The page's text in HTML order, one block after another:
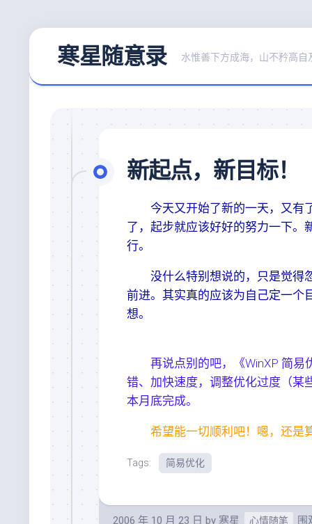
寒星随意录 水惟善下方成海，山不矜高
新起点，新目标！
今天又开始了新的一天，又有
了，起步就应该好好的努力一下。
行。
没什么特别想说的，只是觉得忽
前进。其实真的应该为自己定一个
想。
再说点别的吧，《WinXP 简易
错、加快速度，调整优化过度（某
本月底完成。
希望能一切顺利吧！嗯，还是
Tags: 简易优化
2006 年 10 月 23 日 by 寒星 心情随笔 围